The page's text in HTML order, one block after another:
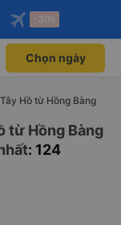
Mở app
Mở app
-30k
Chọn ngày
Hồ từ Hồng Bàng
từ Hồng Bàng
: 124